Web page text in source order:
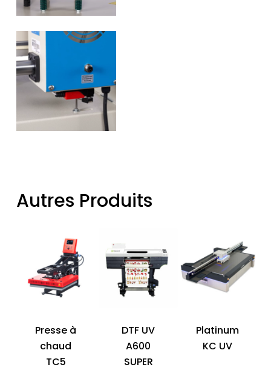
Autres Produits
Presse à
chaud
TC5
DTF UV
A600
SUPER
Platinum
KC UV